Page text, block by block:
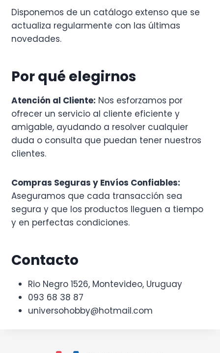
Disponemos de un catálogo extenso que se
actualiza regularmente con las últimas
novedades.
Por qué elegirnos
Atención al Cliente: Nos esforzamos por
ofrecer un servicio al cliente eficiente y
amigable, ayudando a resolver cualquier
duda o consulta que puedan tener nuestros
clientes.
Compras Seguras y Envíos Confiables:
Aseguramos que cada transacción sea
segura y que los productos lleguen a tiempo
y en perfectas condiciones.
Contacto
Rio Negro 1526, Montevideo, Uruguay
093 68 38 87
universohobby@hotmail.com